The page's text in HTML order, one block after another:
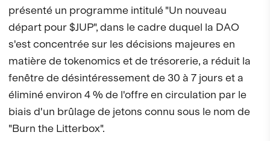
présenté un programme intitulé "Un nouveau
départ pour $JUP", dans le cadre duquel la DAO
s'est concentrée sur les décisions majeures en
matière de tokenomics et de trésorerie, a réduit la
fenêtre de désintéressement de 30 à 7 jours et a
éliminé environ 4 % de l'offre en circulation par le
biais d'un brûlage de jetons connu sous le nom de
"Burn the Litterbox".